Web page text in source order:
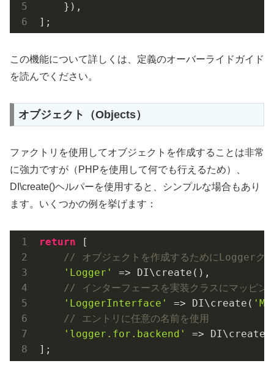
    }),
];
この機能について詳しくは、定義のオーバーライドガイド
を読んでください。
オブジェクト（Objects）
ファクトリを使用してオブジェクトを作成することは非常
に強力ですが（PHPを使用して何でも行えるため）、
DI\create()ヘルパーを使用すると、シンプルな場合もあり
ます。いくつかの例を挙げます：
return [
// オブジェクトを作成するためにLoggerク
'Logger'
=> DI\create(),
// インターフェースを実装クラスにマッピン
'LoggerInterface'
=> DI\create(
// エントリに任意の名前を使用
'logger.for.backend'
=> DI\create(
];